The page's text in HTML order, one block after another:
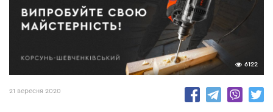
6122
21 вересня 2020